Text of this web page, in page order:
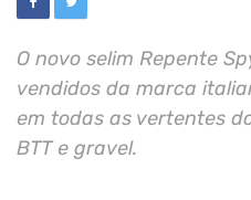
O novo selim Repente
vendidos da marca
em todas as vertentes
BTT e gravel.